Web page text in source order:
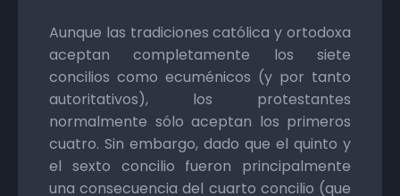
Aunque las tradiciones católica y ortodoxa
aceptan completamente los siete
concilios como ecuménicos (y por tanto
autoritativos), los protestantes
normalmente sólo aceptan los primeros
cuatro. Sin embargo, dado que el quinto y
el sexto concilio fueron principalmente
una consecuencia del cuarto concilio (que